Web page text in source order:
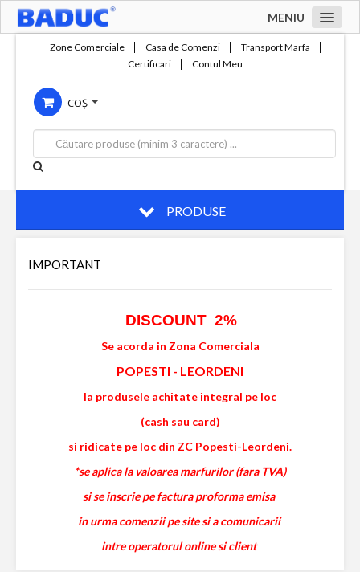
MENIU
Compania
Servicii
Productie
Contact
Zone Comerciale Casa de Comenzi
Transport Marfa
Certificari
Contul Meu
COȘ
PRODUSE
IMPORTANT
DISCOUNT 2%
Se acorda in Zona Comerciala
POPESTI - LEORDENI
la produsele achitate integral pe loc
(cash sau card)
si ridicate pe loc din ZC Popesti-Leordeni.
*se aplica la valoarea marfurilor (fara TVA)
si se inscrie pe factura proforma emisa
in urma comenzii pe site si a comunicarii
intre operatorul online si client